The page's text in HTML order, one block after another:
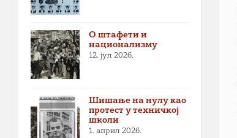
О штафети и
национализму
12. јул 2026.
Шишање на нулу као
протест у техничкој
школи
1. април 2026.